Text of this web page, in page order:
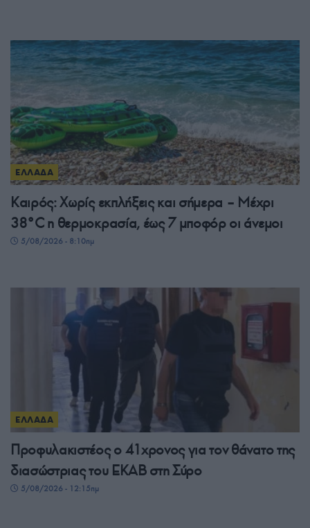
ΕΛΛΑΔΑ
Καιρός: Χωρίς εκπλήξεις και σήμερα – Μέχρι
38°C η θερμοκρασία, έως 7 μποφόρ οι άνεμοι
5/08/2026 - 8:10πμ
ΕΛΛΑΔΑ
Προφυλακιστέος ο 41χρονος για τον θάνατο της
διασώστριας του ΕΚΑΒ στη Σύρο
5/08/2026 - 12:15πμ